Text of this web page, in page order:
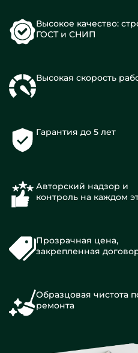
Высокое качество:
ГОСТ и СНИП
Высокая скорость
Гарантия до 5 лет
Авторский надзор и
контроль на каждом
Прозрачная цена,
закрепленная
Образцовая чистота
ремонта